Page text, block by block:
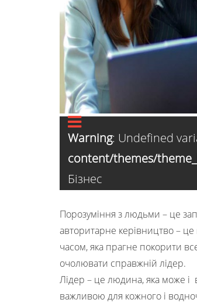
Warning: Undefined
content/themes/
Бізнес
Порозуміння з людьми – це
авторитарне керівництво –
часом, яка прагне покорити
очолювати справжній лідер.
Лідер – це людина, яка може і
важливою для кожного і